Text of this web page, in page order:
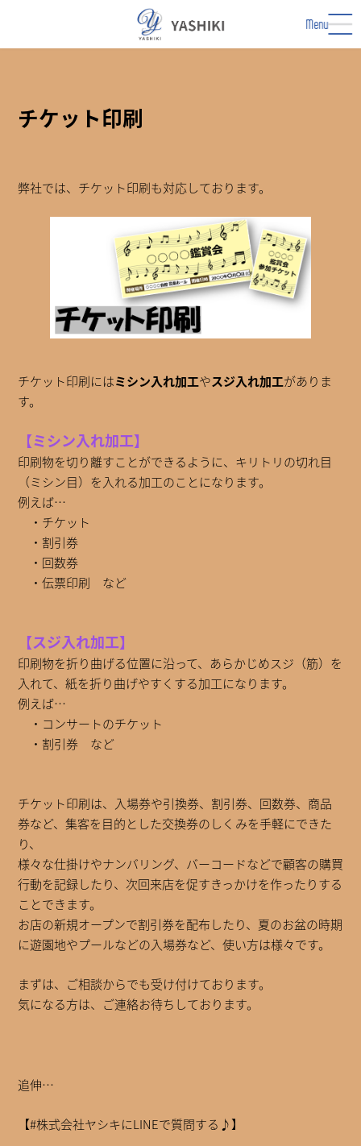
Menu
チケット印刷
弊社では、チケット印刷も対応しております。
チケット印刷にはミシン入れ加工やスジ入れ加工がありま
す。
【ミシン入れ加工】
印刷物を切り離すことができるように、キリトリの切れ目
（ミシン目）を入れる加工のことになります。
例えば…
・チケット
・割引券
・回数券
・伝票印刷 など
【スジ入れ加工】
印刷物を折り曲げる位置に沿って、あらかじめスジ（筋）を
入れて、紙を折り曲げやすくする加工になります。
例えば…
・コンサートのチケット
・割引券 など
チケット印刷は、入場券や引換券、割引券、回数券、商品
券など、集客を目的とした交換券のしくみを手軽にできた
り、
様々な仕掛けやナンバリング、バーコードなどで顧客の購買
行動を記録したり、次回来店を促すきっかけを作ったりする
ことできます。
お店の新規オープンで割引券を配布したり、夏のお盆の時期
に遊園地やプールなどの入場券など、使い方は様々です。
まずは、ご相談からでも受け付けております。
気になる方は、ご連絡お待ちしております。
追伸…
【#株式会社ヤシキにLINEで質問する♪】